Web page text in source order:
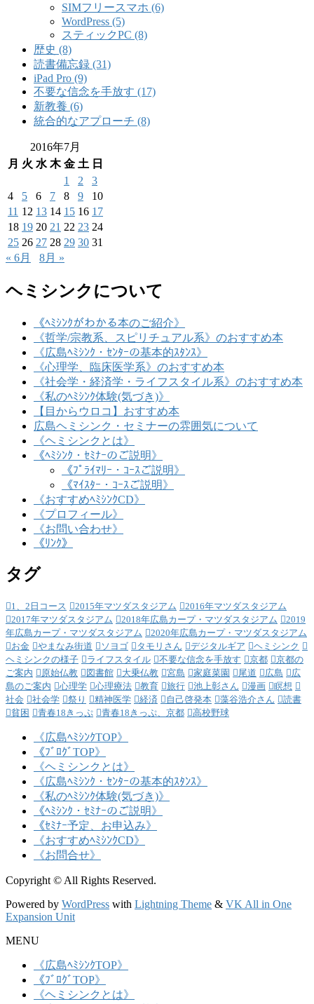
SIMフリースマホ (6)
WordPress (5)
スティックPC (8)
歴史 (8)
読書備忘録 (31)
iPad Pro (9)
不要な信念を手放す (17)
新教養 (6)
統合的なアプローチ (8)
2016年7月
月 火 水 木 金 土 日
1
2
3
4
5 6 7 8 9
10
11 12 13 14 15 16 17
18 19 20 21 22 23 24
25 26 27 28 29 30 31
« 6月
8月 »
ヘミシンクについて
《ﾍﾐｼﾝｸがわかる本のご紹介》
《哲学/宗教系、スピリチュアル系》のおすすめ本
《広島ﾍﾐｼﾝｸ・ｾﾝﾀｰの基本的ｽﾀﾝｽ》
《心理学、臨床医学系》のおすすめ本
《社会学・経済学・ライフスタイル系》のおすすめ本
《私のﾍﾐｼﾝｸ体験(気づき)》
【目からウロコ】おすすめ本
広島ヘミシンク・セミナーの雰囲気について
《ヘミシンクとは》
《ﾍﾐｼﾝｸ・ｾﾐﾅｰのご説明》
《ﾌﾟﾗｲﾏﾘｰ・ｺｰｽご説明》
《ﾏｲｽﾀｰ・ｺｰｽご説明》
《おすすめﾍﾐｼﾝｸCD》
《プロフィール》
《お問い合わせ》
《ﾘﾝｸ》
タグ
1、2日コース 2015年マツダスタジアム
2016年マツダスタジアム
2017年マツダスタジアム
2018年広島カープ・マツダスタジアム
2019
年広島カープ・マツダスタジアム
2020年広島カープ・マツダスタジアム
お金
やまなみ街道 ソヨゴ タモリさん デジタルギア
ヘミシンク
ヘミシンクの様子
ライフスタイル 不要な信念を手放す 京都
京都の
ご案内
原始仏教 図書館 大乗仏教 宮島 家庭菜園 尾道 広島
広
島のご案内
心理学 心理療法 教育 旅行 池上彰さん 漫画
瞑想
社会
社会学 祭り 精神医学 経済 自己啓発本 藻谷浩介さん
読書
貧困
青春18きっぷ 青春18きっぷ、京都 高校野球
《広島ﾍﾐｼﾝｸTOP》
《ﾌﾞﾛｸﾞTOP》
《ヘミシンクとは》
《広島ﾍﾐｼﾝｸ・ｾﾝﾀｰの基本的ｽﾀﾝｽ》
《私のﾍﾐｼﾝｸ体験(気づき)》
《ﾍﾐｼﾝｸ・ｾﾐﾅｰのご説明》
《ｾﾐﾅｰ予定、お申込み》
《おすすめﾍﾐｼﾝｸCD》
《お問合せ》
Copyright © All Rights Reserved.
Powered by WordPress with Lightning Theme & VK All in One
Expansion Unit
MENU
《広島ﾍﾐｼﾝｸTOP》
《ﾌﾞﾛｸﾞTOP》
《ヘミシンクとは》